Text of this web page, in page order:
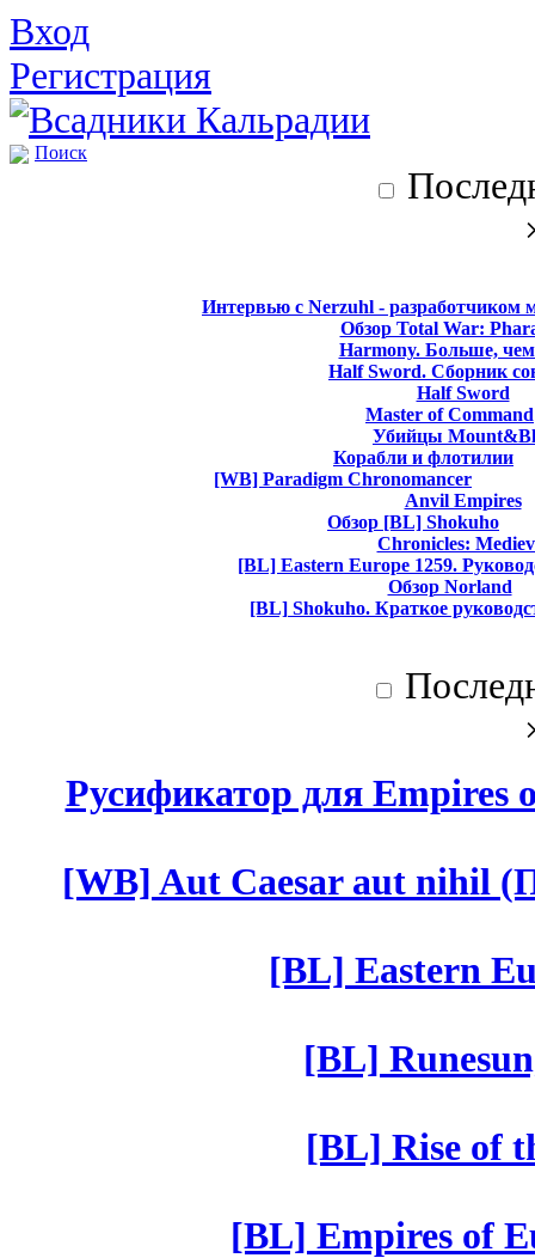
Вход
Регистрация
Поиск
Интервью с Nerzuhl - разработчиком
Обзор Total War:
Harmony. Больше,
Half Sword. Сборник
Half Sword
Master of Command
Убийцы
Корабли и флотилии
[WB] Paradigm Chronomancer
Anvil Empires
Обзор [BL] Shokuho
Chronicles:
[BL] Eastern Europe 1259.
Обзор Norland
[BL] Shokuho. Краткое
Русификатор для Empires
[WB] Aut Caesar aut nihil
[BL] Eastern
[BL]
[BL] Rise of
[BL] Empires of